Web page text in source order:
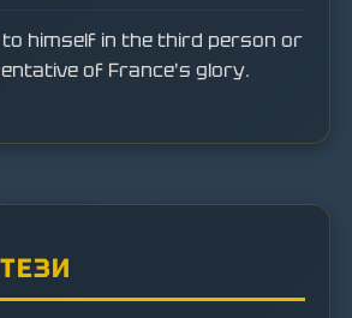
himself in the third person or
of France's glory.